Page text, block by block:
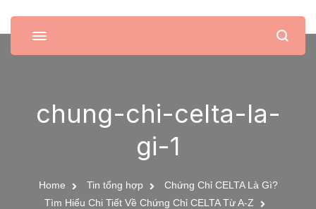
chung-chi-celta-la-
gi-1
Home Tin tổng hợp
Chứng Chỉ CELTA Là Gì?
Tìm Hiểu Chi Tiết Về Chứng Chỉ CELTA Từ A-Z